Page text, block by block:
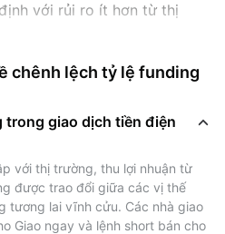
với rủi ro ít hơn từ thị
giá tiền điện tử thông
đến việc khai thác chênh
funding được nhúng trong
đổi thường xuyên người
để giữ giá hợp đồng
giao ngay.
chênh lệch tỷ lệ funding
trong giao dịch tiền điện
với thị trường, thu lợi nhuận từ
được trao đổi giữa các vị thế
tương lai vĩnh cửu. Các nhà giao
Giao ngay và lệnh short bán cho